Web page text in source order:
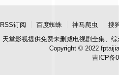
RSS订阅 百度蜘蛛 神马爬虫 搜
天堂影视提供免费未删减电视剧全集、
Copyright © 2022
吉ICP备